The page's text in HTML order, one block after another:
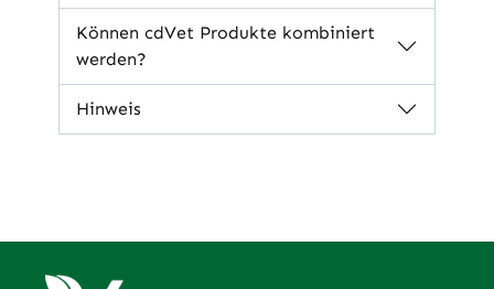
Können cdVet Produkte kombiniert
werden?
Hinweis